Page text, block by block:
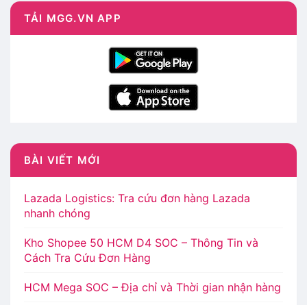
TẢI MGG.VN APP
BÀI VIẾT MỚI
Lazada Logistics: Tra cứu đơn hàng Lazada
nhanh chóng
Kho Shopee 50 HCM D4 SOC – Thông Tin và
Cách Tra Cứu Đơn Hàng
HCM Mega SOC – Địa chỉ và Thời gian nhận hàng